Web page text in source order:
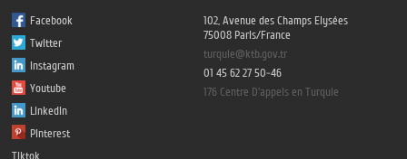
Facebook
Twitter
Instagram
Youtube
Linkedin
Pinterest
Tiktok
102, Avenue des Champs Elysées
75008 Paris/France
turquie@ktb.gov.tr
01 45 62 27 50-46
176 Centre D'appels en Turquie